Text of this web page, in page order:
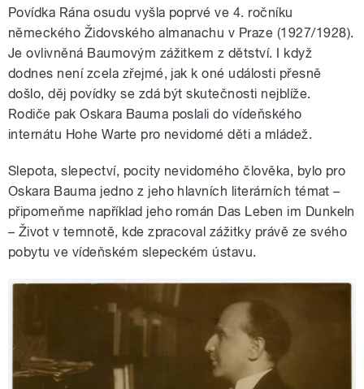
Povídka Rána osudu vyšla poprvé ve 4. ročníku
německého Židovského almanachu v Praze (1927/1928).
Je ovlivněná Baumovým zážitkem z dětství. I když
dodnes není zcela zřejmé, jak k oné události přesně
došlo, děj povídky se zdá být skutečnosti nejblíže.
Rodiče pak Oskara Bauma poslali do vídeňského
internátu Hohe Warte pro nevidomé děti a mládež.
Slepota, slepectví, pocity nevidomého člověka, bylo pro
Oskara Bauma jedno z jeho hlavních literárních témat –
připomeňme například jeho román Das Leben im Dunkeln
– Život v temnotě, kde zpracoval zážitky právě ze svého
pobytu ve vídeňském slepeckém ústavu.